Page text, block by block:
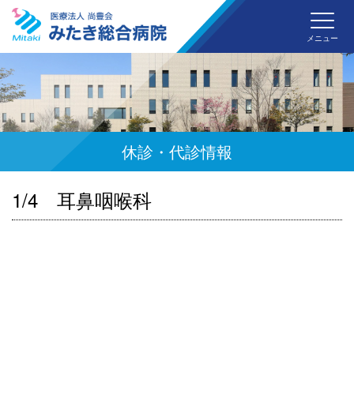
みた
メニュー
休診・代診情報
1/4 耳鼻咽喉科